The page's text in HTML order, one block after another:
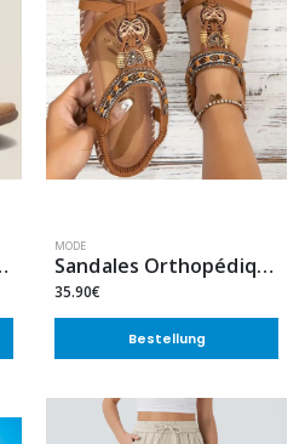
MODE
Sandales Orthopédiques Plates Élégantes
35.90€
Bestellung